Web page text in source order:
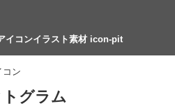
イコンイラスト素材 icon-pit
コン
グラム